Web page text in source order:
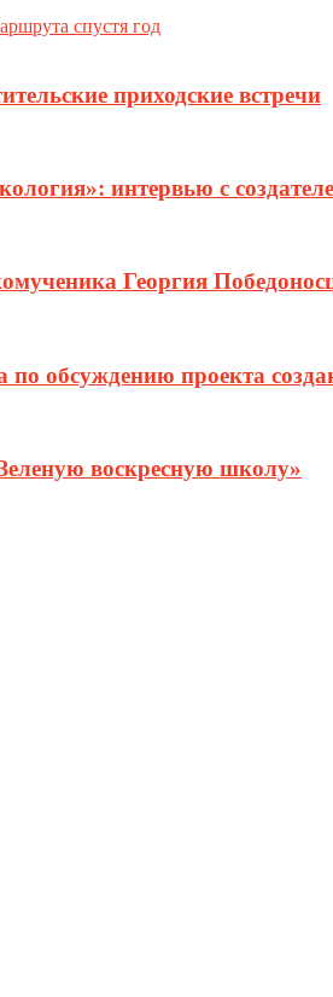
спустя год
приходские встречи
интервью с
Георгия
обсуждению проекта
воскресную школу»